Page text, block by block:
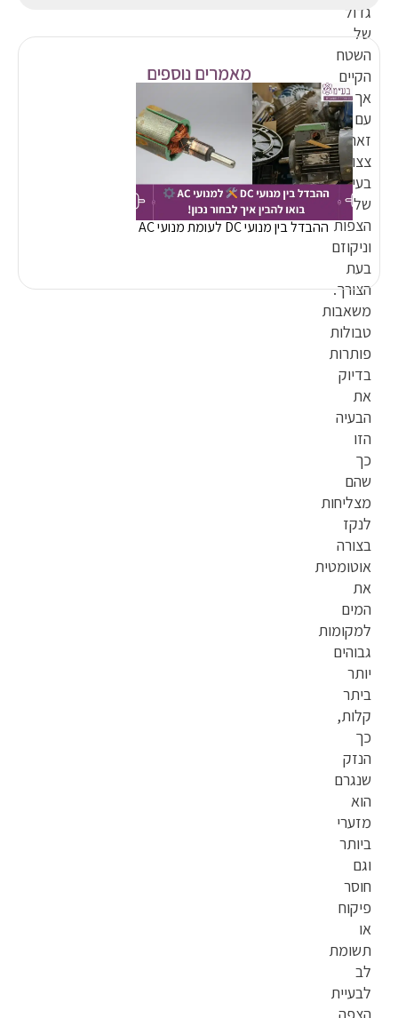
גדול
של
השטח
הקיים
אך
עם
זאת
צצות
בעיות
של
הצפות
וניקוזם
בעת
הצורך.
משאבות
טבולות
פותרות
בדיוק
את
הבעיה
הזו
כך
שהם
מצליחות
לנקז
בצורה
אוטומטית
את
המים
למקומות
גבוהים
יותר
ביתר
קלות,
כך
הנזק
שנגרם
הוא
מזערי
ביותר
וגם
חוסר
פיקוח
או
תשומת
לב
לבעיית
מאמרים נוספים
ההבדל בין מנועי DC לעומת מנועי AC